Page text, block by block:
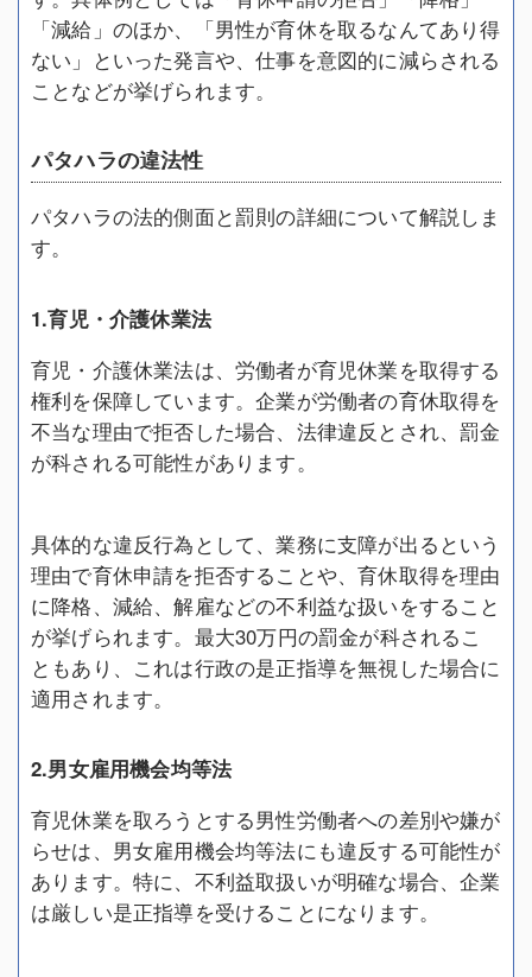
「減給」のほか、「男性が育休を取るなんてあり得
ない」といった発言や、仕事を意図的に減らされる
ことなどが挙げられます。
パタハラの違法性
パタハラの法的側面と罰則の詳細について解説しま
す。
1.育児・介護休業法
育児・介護休業法は、労働者が育児休業を取得する
権利を保障しています。企業が労働者の育休取得を
不当な理由で拒否した場合、法律違反とされ、罰金
が科される可能性があります。
具体的な違反行為として、業務に支障が出るという
理由で育休申請を拒否することや、育休取得を理由
に降格、減給、解雇などの不利益な扱いをすること
が挙げられます。最大30万円の罰金が科されるこ
ともあり、これは行政の是正指導を無視した場合に
適用されます。
2.男女雇用機会均等法
育児休業を取ろうとする男性労働者への差別や嫌が
らせは、男女雇用機会均等法にも違反する可能性が
あります。特に、不利益取扱いが明確な場合、企業
は厳しい是正指導を受けることになります。